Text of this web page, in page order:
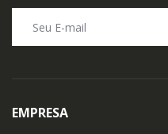
EMPRESA